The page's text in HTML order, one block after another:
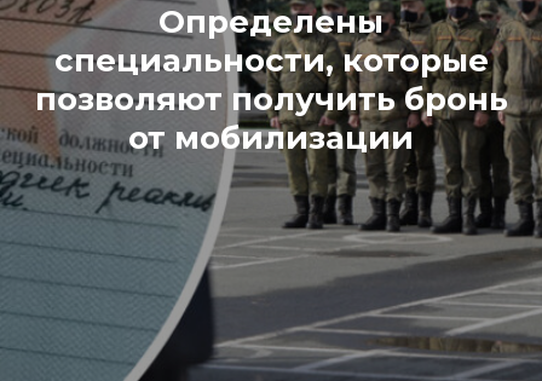
Определены
специальности, которые
позволяют получить бронь
от мобилизации